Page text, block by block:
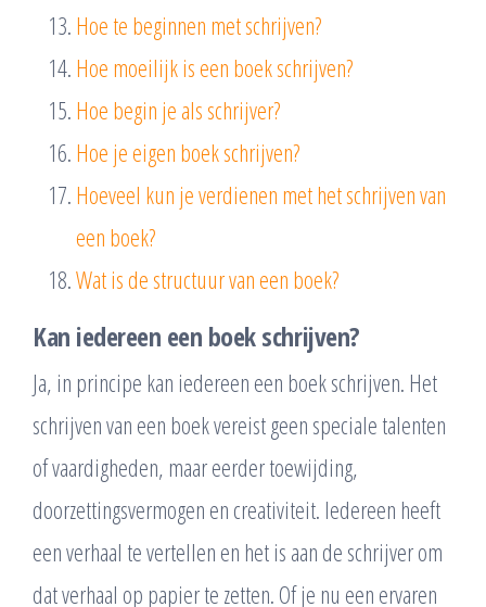
Hoe te beginnen met schrijven?
Hoe moeilijk is een boek schrijven?
Hoe begin je als schrijver?
Hoe je eigen boek schrijven?
Hoeveel kun je verdienen met het schrijven van
een boek?
Wat is de structuur van een boek?
Kan iedereen een boek schrijven?
Ja, in principe kan iedereen een boek schrijven. Het
schrijven van een boek vereist geen speciale talenten
of vaardigheden, maar eerder toewijding,
doorzettingsvermogen en creativiteit. Iedereen heeft
een verhaal te vertellen en het is aan de schrijver om
dat verhaal op papier te zetten. Of je nu een ervaren